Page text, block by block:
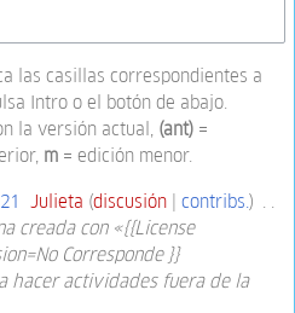
las casillas correspondientes a
Intro o el botón de abajo.
la versión actual, (ant)=
m= edición menor.
Julieta discusión contribs.
creada con «{{License
Corresponde }}
hacer actividades fuera de la